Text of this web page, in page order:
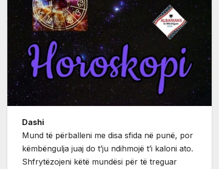
Dashi
Mund të përballeni me disa sfida në punë, por
këmbëngulja juaj do t’ju ndihmojë t’i kaloni ato.
Shfrytëzojeni këtë mundësi për të treguar